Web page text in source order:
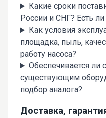
Какие сроки
России и СНГ? Есть
Как условия
площадка, пыль,
работу насоса?
Обеспечивается ли
существующим
подбор аналога?
Доставка,